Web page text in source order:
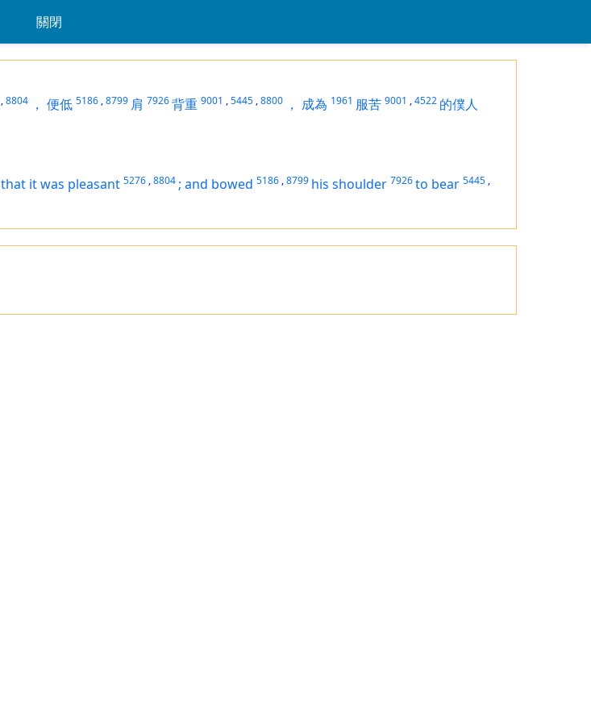
關閉
,8804 ， 便低 5186 ,8799 肩 7926背重 9001 ,5445 ,8800 ， 成為 1961 服苦 9001 ,4522 的僕人
that it was pleasant 5276 ,8804 ; and bowed 5186 ,8799 his shoulder 7926to bear 5445 ,